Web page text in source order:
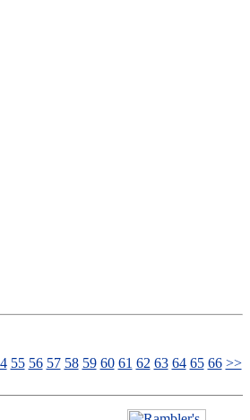
55 56 57 58 59 60 61 62 63 64 65 66 >>